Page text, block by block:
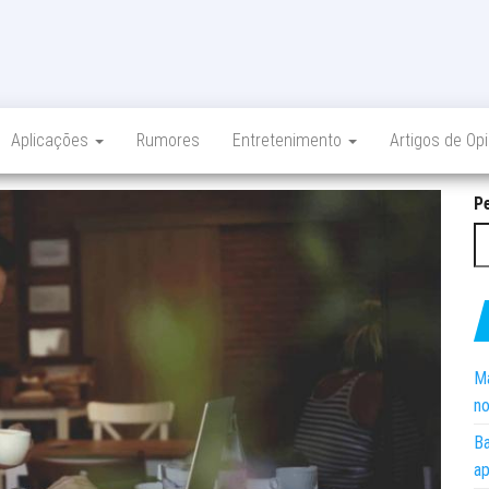
Aplicações Rumores Entretenimento Artigos de